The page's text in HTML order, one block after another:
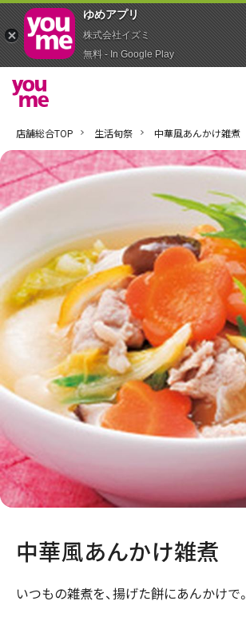
店舗総合TOP 生活旬祭 中華風あんかけ雑煮
中華風あんかけ雑煮
いつもの雑煮を、揚げた餅にあんかけで。
ゆめアプ‪リ‬
株式会社イズミ
無料 - In Google Play